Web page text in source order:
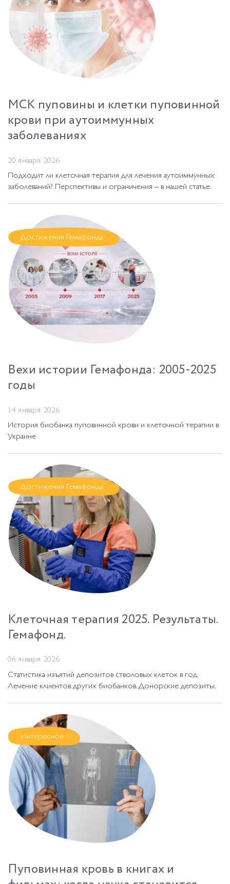
МСК пуповины и клетки пуповинной
крови при аутоиммунных
заболеваниях
20 января 2026
Подходит ли клеточная терапия для лечения аутоиммунных
заболеваний? Перспективы и ограничения – в нашей статье.
Достижения Гемафонда
Вехи истории Гемафонда: 2005-2025
годы
14 января 2026
История биобанка пуповинной крови и клеточной терапии в
Украине
Достижения Гемафонда
Клеточная терапия 2025. Результаты.
Гемафонд.
06 января 2026
Статистика изъятий депозитов стволовых клеток в год.
Лечение клиентов других биобанков. Донорские депозиты.
Интересное
Пуповинная кровь в книгах и